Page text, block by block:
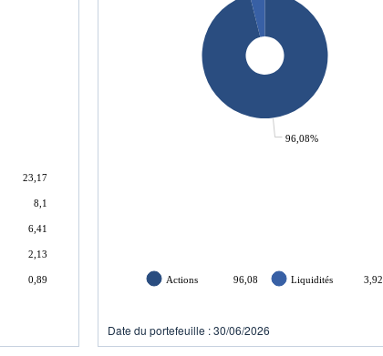
23,17
8,1
6,41
2,13
0,89
96,08%
Actions 96,08 Liquidités 3,92
Date du portefeuille : 30/06/2026